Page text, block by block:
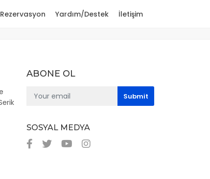
Yardım/Destek
İletişim
ABONE OL
SOSYAL MEDYA